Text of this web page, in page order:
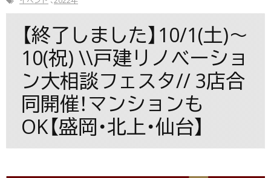
【終了しました】10/1(土)～
10(祝) \\戸建リノべーショ
ン大相談フェスタ// 3店合
同開催！マンションも
OK【盛岡・北上・仙台】